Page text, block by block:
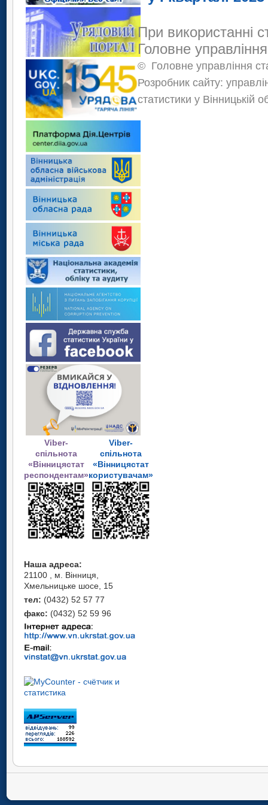
Viber-
спільнота
«Вінницястат
респондентам»
Viber-
спільнота
«Вінницястат
користувачам»
Наша адреса:
21100 , м. Вінниця,
Хмельницьке шосе, 15
тел: (0432) 52 57 77
факс: (0432) 52 59 96
При використанні
Головне
© Головне управління
Розробник сайту:
статистики у Вінницькій